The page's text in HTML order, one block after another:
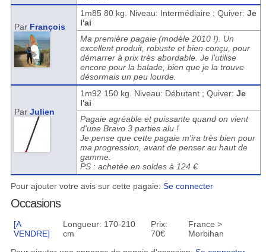
Par François
1m85 80 kg. Niveau: Intermédiaire ; Quiver: Je
l'ai
Ma première pagaie (modèle 2010 !). Un
excellent produit, robuste et bien conçu, pour
démarrer à prix très abordable. Je l'utilise
encore pour la balade, bien que je la trouve
désormais un peu lourde.
Par Julien
1m92 150 kg. Niveau: Débutant ; Quiver: Je
l'ai
Pagaie agréable et puissante quand on vient
d'une Bravo 3 parties alu !
Je pense que cette pagaie m'ira très bien pour
ma progression, avant de penser au haut de
gamme.
PS : achetée en soldes à 124 €
Pour ajouter votre avis sur cette pagaie: Se connecter
Occasions
[A
VENDRE]
Longueur: 170-210
cm
Prix:
70€
France >
Morbihan